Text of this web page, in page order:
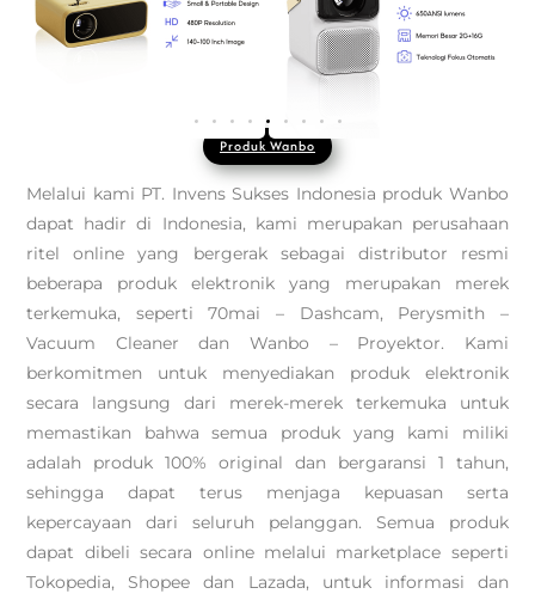
Produk Wanbo
Melalui kami PT. Invens Sukses Indonesia produk Wanbo
dapat hadir di Indonesia, kami merupakan perusahaan
ritel online yang bergerak sebagai distributor resmi
beberapa produk elektronik yang merupakan merek
terkemuka, seperti 70mai – Dashcam, Perysmith –
Vacuum Cleaner dan Wanbo – Proyektor. Kami
berkomitmen untuk menyediakan produk elektronik
secara langsung dari merek-merek terkemuka untuk
memastikan bahwa semua produk yang kami miliki
adalah produk 100% original dan bergaransi 1 tahun,
sehingga dapat terus menjaga kepuasan serta
kepercayaan dari seluruh pelanggan. Semua produk
dapat dibeli secara online melalui marketplace seperti
Tokopedia, Shopee dan Lazada, untuk informasi dan